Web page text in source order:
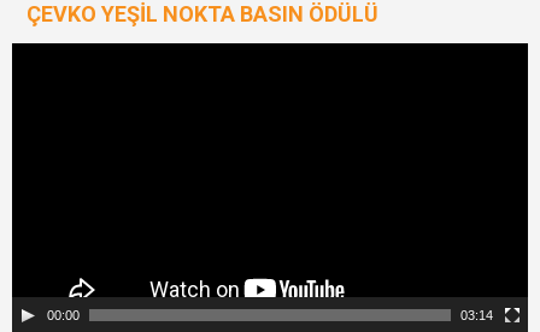
ÇEVKO YEŞIL NOKTA BASIN ÖDÜLÜ
00:00 03:14